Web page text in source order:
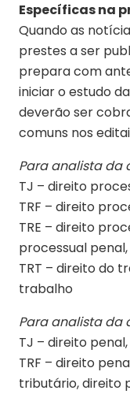
Específicas na
Quando as
prestes a ser
prepara com
iniciar o estudo
deverão ser
comuns nos
Para analista da
TJ – direito
TRF – direito
TRE – direito
processual
TRT – direito do
trabalho
Para analista da
TJ – direito
TRF – direito
tributário, direito